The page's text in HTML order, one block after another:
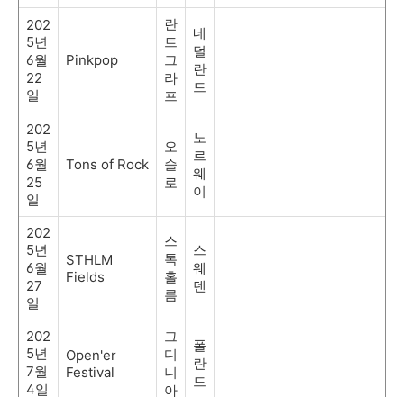
202
5년
6월
22
일
Pinkpop
란
트
그
라
프
네
덜
란
드
202
5년
6월
25
일
Tons of Rock
오
슬
로
노
르
웨
이
202
5년
6월
27
일
STHLM
Fields
스
톡
홀
름
스
웨
덴
202
5년
7월
4일
Open'er
Festival
그
디
니
아
폴
란
드